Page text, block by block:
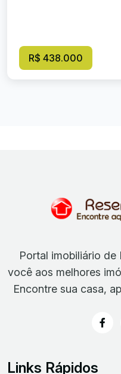
R$ 438.000
Portal imobiliário
você aos melhores
Encontre sua casa,
Links Rápidos